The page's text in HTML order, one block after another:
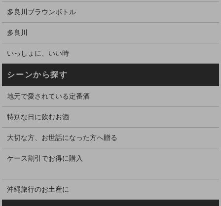
多良川ブラウンボトル
多良川
いっしょに、いい時
シーンから探す
地元で愛されている定番酒
特別な日に飲むお酒
大切な方、お世話になった方へ贈る
ケース割引でお得に購入
沖縄旅行のお土産に